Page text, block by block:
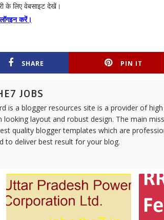
के लिए वेबसाइट देखें।
करें।
SHARE PIN IT
JOBS
is a blogger resources site is a provider of
looking layout and robust design. The main
quality blogger templates which are
to deliver best result for your blog.